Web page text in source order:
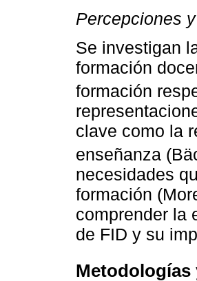
Percepciones
Se investigan
formación
formación
clave como la
enseñanza
necesidades
formación
comprender la
de FID y su
Metodologías